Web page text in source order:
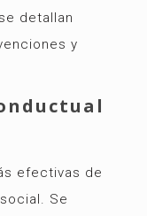
detallan
y
efectivas de
Se